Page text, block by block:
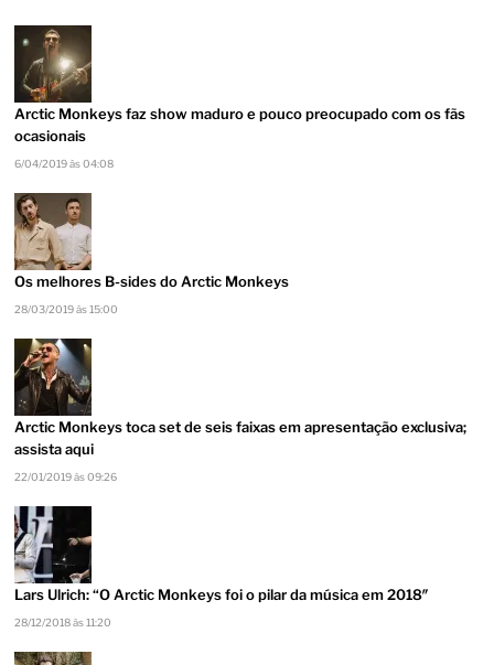
Arctic Monkeys faz show maduro e pouco preocupado com os fãs
ocasionais
6/04/2019 às 04:08
Os melhores B-sides do Arctic Monkeys
28/03/2019 às 15:00
Arctic Monkeys toca set de seis faixas em apresentação exclusiva;
assista aqui
22/01/2019 às 09:26
Lars Ulrich: “O Arctic Monkeys foi o pilar da música em 2018″
28/12/2018 às 11:20